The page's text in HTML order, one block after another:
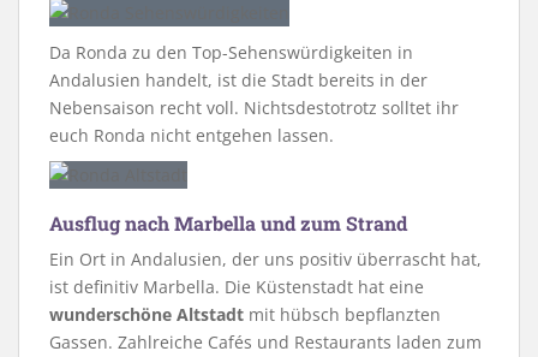
Da Ronda zu den Top-Sehenswürdigkeiten in
Andalusien handelt, ist die Stadt bereits in der
Nebensaison recht voll. Nichtsdestotrotz solltet ihr
euch Ronda nicht entgehen lassen.
Ausflug nach Marbella und zum Strand
Ein Ort in Andalusien, der uns positiv überrascht hat,
ist definitiv Marbella. Die Küstenstadt hat eine
wunderschöne Altstadt mit hübsch bepflanzten
Gassen. Zahlreiche Cafés und Restaurants laden zum